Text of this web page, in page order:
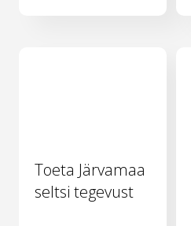
Toeta Järvamaa
seltsi tegevust